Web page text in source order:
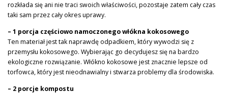
rozkłada się ani nie traci swoich właściwości, pozostaje zatem cały czas
taki sam przez cały okres uprawy.
– 1 porcja częściowo namoczonego włókna kokosowego
Ten materiał jest tak naprawdę odpadkiem, który wywodzi się z
przemysłu kokosowego. Wybierając go decydujesz się na bardzo
ekologiczne rozwiązanie. Włókno kokosowe jest znacznie lepsze od
torfowca, który jest nieodnawialny i stwarza problemy dla środowiska.
– 2 porcje kompostu